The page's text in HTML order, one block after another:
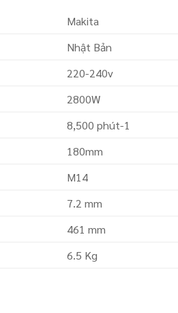
Makita
Nhật Bản
220-240v
2800W
8,500 phút-1
180mm
M14
7.2 mm
461 mm
6.5 Kg